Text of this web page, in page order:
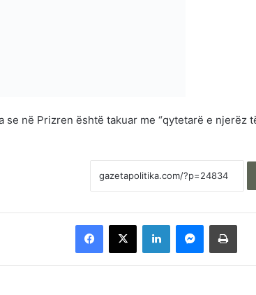
se në Prizren është takuar me “qytetarë e njerëz
Facebook
X LinkedInMessenger